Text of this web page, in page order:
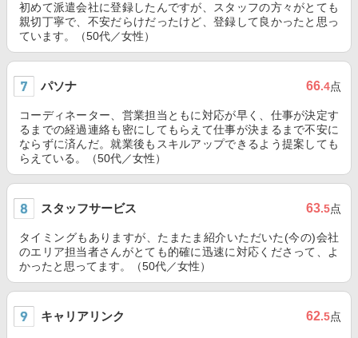
初めて派遣会社に登録したんですが、スタッフの方々がとても
親切丁寧で、不安だらけだったけど、登録して良かったと思っ
ています。（50代／女性）
パソナ 66.4点
コーディネーター、営業担当ともに対応が早く、仕事が決定す
るまでの経過連絡も密にしてもらえて仕事が決まるまで不安に
ならずに済んだ。就業後もスキルアップできるよう提案しても
らえている。（50代／女性）
スタッフサービス 63.5点
タイミングもありますが、たまたま紹介いただいた(今の)会社
のエリア担当者さんがとても的確に迅速に対応くださって、よ
かったと思ってます。（50代／女性）
キャリアリンク 62.5点